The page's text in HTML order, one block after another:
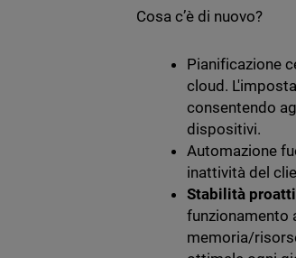
Cosa c’è di nuovo?
Pianificazione
cloud.
consentendo
dispositivi.
Automazione
inattività del
Stabilità
funzionamento
memoria/